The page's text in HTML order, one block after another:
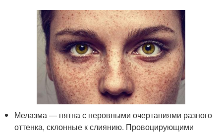
Мелазма — пятна с неровными очертаниями разного
оттенка, склонные к слиянию. Провоцирующими